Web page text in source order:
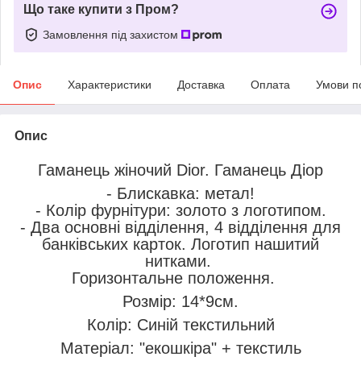
Що таке купити з Пром?
Замовлення під захистом
Опис Характеристики Доставка Оплата Умови
Опис
Гаманець жіночий Dior. Гаманець Діор
- Блискавка: метал!
- Колір фурнітури: золото з логотипом.
- Два основні відділення, 4 відділення для
банківських карток. Логотип нашитий
нитками.
Горизонтальне положення.
Розмір: 14*9см.
Колір: Синій текстильний
Матеріал: "екошкіра" + текстиль